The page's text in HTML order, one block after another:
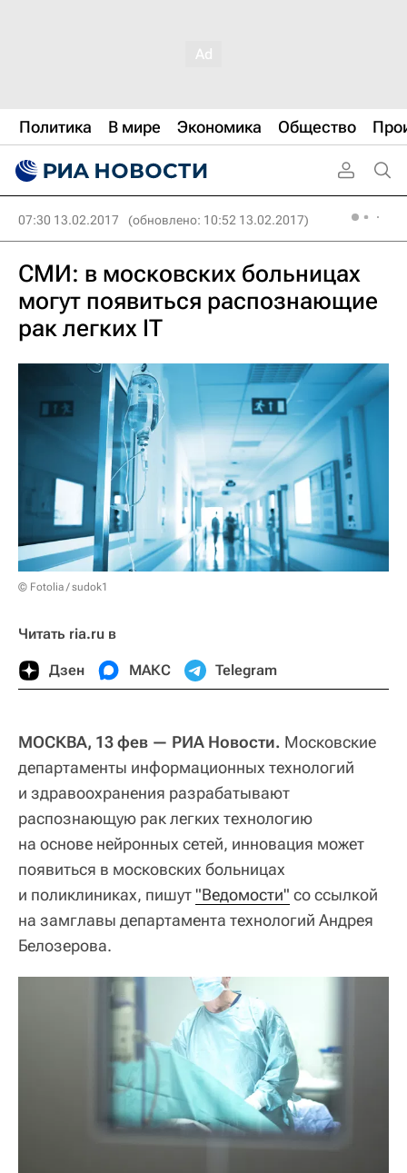
Политика В мире Экономика Общество
07:30 13.02.2017 (обновлено: 10:52 13.02.2017)
СМИ: в московских больницах
могут появиться распознающие
рак легких IT
© Fotolia / sudok1
Читать ria.ru в
Дзен МАКС Telegram
МОСКВА, 13 фев — РИА Новости. Московские
департаменты информационных технологий
и здравоохранения разрабатывают
распознающую рак легких технологию
на основе нейронных сетей, инновация может
появиться в московских больницах
и поликлиниках, пишут"Ведомости" со ссылкой
на замглавы департамента технологий Андрея
Белозерова.